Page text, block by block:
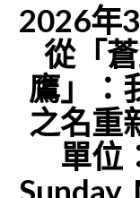
2026年
從「
鷹」：
之名重
單位
Sunday,